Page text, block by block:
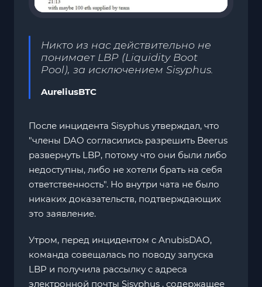
Никто из нас действительно не
понимает LBP (Liquidity Boot
Pool), за исключением Sisyphus.
AureliusBTC
После инцидента Sisyphus утверждал, что
"члены DAO согласились разрешить Beerus
развернуть LBP, потому что они были либо
недоступны, либо не хотели брать на себя
ответственность". Но внутри чата не было
никаких доказательств, подтверждающих
это заявление.
Утром, перед инцидентом с AnubisDAO,
команда совещалась по поводу запуска
LBP и получила рассылку с адреса
электронной почты Sisyphus , содержащее